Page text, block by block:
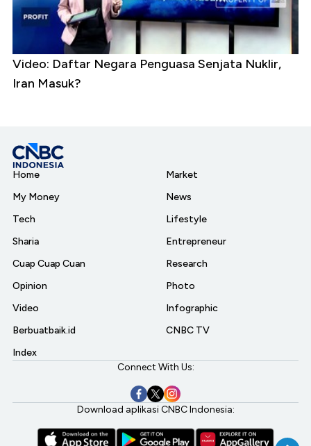
Video: Daftar Negara Penguasa Senjata Nuklir,
Iran Masuk?
Home
My Money
Tech
Sharia
Cuap Cuap Cuan
Opinion
Video
Berbuatbaik.id
Index
Market
News
Lifestyle
Entrepreneur
Research
Photo
Infographic
CNBC TV
Connect With Us:
Download aplikasi CNBC Indonesia: